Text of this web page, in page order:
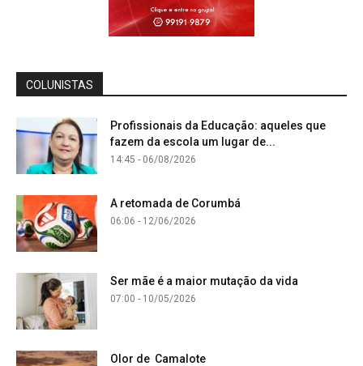
COLUNISTAS
Profissionais da Educação: aqueles que
fazem da escola um lugar de...
14:45 - 06/08/2026
A retomada de Corumbá
06:06 - 12/06/2026
Ser mãe é a maior mutação da vida
07:00 - 10/05/2026
Olor de Camalote